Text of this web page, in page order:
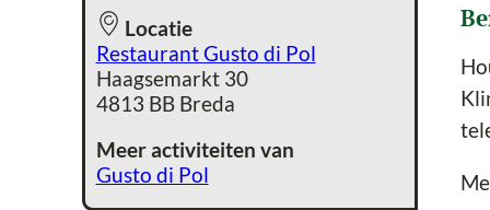
Locatie
Restaurant Gusto di Pol
Haagsemarkt 30
4813 BB Breda
Meer activiteiten van
Gusto di Pol